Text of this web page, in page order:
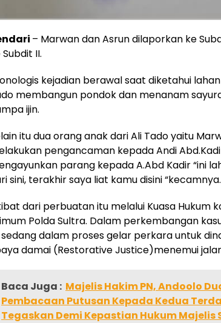
– Marwan dan Asrun dilaporkan ke
Subdit II.
kejadian berawal saat diketahui
membangun pondok dan menanam
ijin.
itu dua orang anak dari Ali Tado yaitu
pengancaman kepada Andi
parang kepada A.Abd Kadir “ini
sini, terakhir saya liat kamu disini “kecamnya.
dari perbuatan itu melalui Kuasa Hukum
Polda Sultra. Dalam perkembangan
sedang dalam proses gelar perkara untuk
damai (Restorative Justice)menemui
Baca Juga : Majelis Hakim PN, Andoolo
Pembacaan Putusan Kepada Kedua
Tegaskan Demi Kepastian Hukum